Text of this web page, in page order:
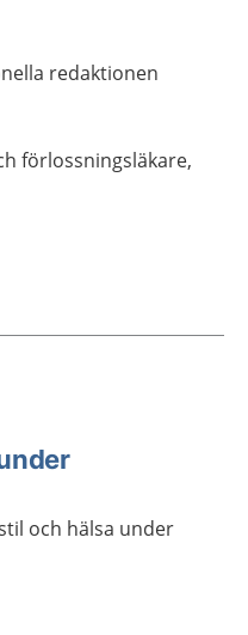
redaktionen
förlossningsläkare,
och hälsa under